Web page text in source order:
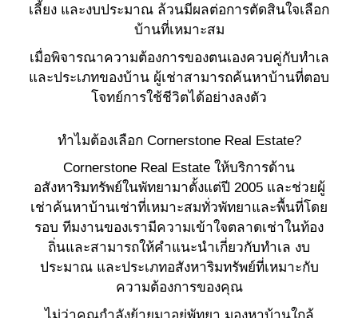
เลี้ยง และงบประมาณ ล้วนมีผลต่อการตัดสินใจเลือก
บ้านที่เหมาะสม
เมื่อพิจารณาความต้องการของตนเองควบคู่กับทำเล
และประเภทของบ้าน ผู้เช่าสามารถค้นหาบ้านที่ตอบ
โจทย์การใช้ชีวิตได้อย่างลงตัว
ทำไมต้องเลือก Cornerstone Real Estate?
Cornerstone Real Estate ให้บริการด้าน
อสังหาริมทรัพย์ในพัทยามาตั้งแต่ปี 2005 และช่วยผู้
เช่าค้นหาบ้านเช่าที่เหมาะสมทั่วพัทยาและพื้นที่โดย
รอบ ทีมงานของเรามีความเข้าใจตลาดเช่าในท้อง
ถิ่นและสามารถให้คำแนะนำเกี่ยวกับทำเล งบ
ประมาณ และประเภทอสังหาริมทรัพย์ที่เหมาะกับ
ความต้องการของคุณ
ไม่ว่าคุณกำลังย้ายมาอยู่พัทยา มองหาบ้านใกล้